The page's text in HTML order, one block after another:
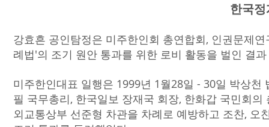
한국
강효흔 공인탐정은 미주한인회 총연합회, 인권문제
례법'의 조기 원안 통과를 위한 로비 활동을 벌인 결
미주한인대표 일행은 1999년 1월28일 - 30일 박상
필 국무총리, 한국일보 장재국 회장, 한화갑 국민회
외교통상부 선준형 차관을 차례로 예방하고 조찬,